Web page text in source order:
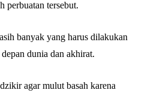
perbuatan tersebut.
banyak yang harus dilakukan
dunia dan akhirat.
agar mulut basah karena